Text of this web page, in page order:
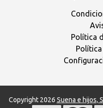
Política
Copyright 2026 Suena e hijos,